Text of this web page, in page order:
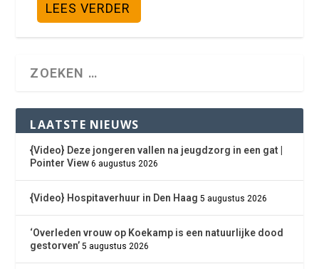
LEES VERDER
LAATSTE NIEUWS
{Video} Deze jongeren vallen na jeugdzorg in een gat |
Pointer View 6 augustus 2026
{Video} Hospitaverhuur in Den Haag 5 augustus 2026
‘Overleden vrouw op Koekamp is een natuurlijke dood
gestorven’ 5 augustus 2026